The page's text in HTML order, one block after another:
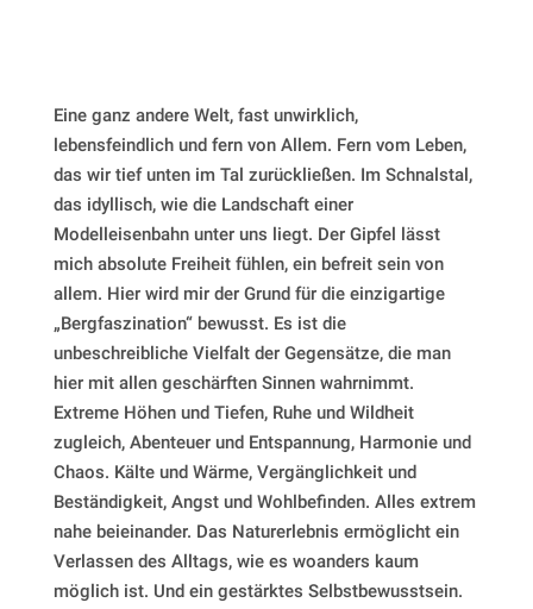
Eine ganz andere Welt, fast unwirklich,
lebensfeindlich und fern von Allem. Fern vom Leben,
das wir tief unten im Tal zurückließen. Im Schnalstal,
das idyllisch, wie die Landschaft einer
Modelleisenbahn unter uns liegt. Der Gipfel lässt
mich absolute Freiheit fühlen, ein befreit sein von
allem. Hier wird mir der Grund für die einzigartige
„Bergfaszination“ bewusst. Es ist die
unbeschreibliche Vielfalt der Gegensätze, die man
hier mit allen geschärften Sinnen wahrnimmt.
Extreme Höhen und Tiefen, Ruhe und Wildheit
zugleich, Abenteuer und Entspannung, Harmonie und
Chaos. Kälte und Wärme, Vergänglichkeit und
Beständigkeit, Angst und Wohlbefinden. Alles extrem
nahe beieinander. Das Naturerlebnis ermöglicht ein
Verlassen des Alltags, wie es woanders kaum
möglich ist. Und ein gestärktes Selbstbewusstsein.